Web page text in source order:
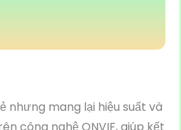
nhưng mang lại hiệu suất và